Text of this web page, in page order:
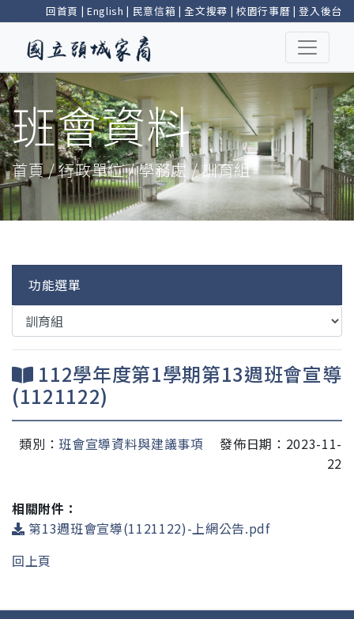
回首頁 | English | 民意信箱 |全文搜尋 | 校園行事曆 |登入後台
班會資料
首頁 / 行政單位 / 學務處 / 訓育組
功能選單
112學年度第1學期第13週班會宣導
(1121122)
類別： 班會宣導資料與建議事項
發佈日期：2023-11-
22
相關附件：
第13週班會宣導(1121122)-上網公告.pdf
回上頁